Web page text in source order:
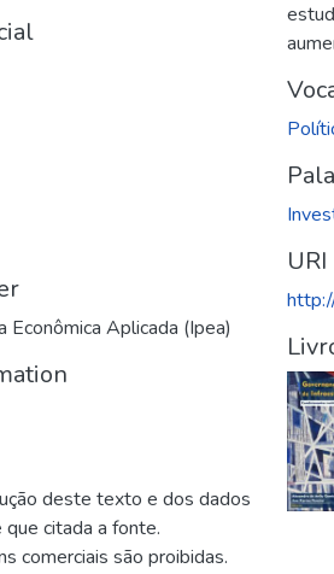
Aplicada (Ipea)
deste texto e dos dados
citada a fonte.
comerciais são proibidas.
URI